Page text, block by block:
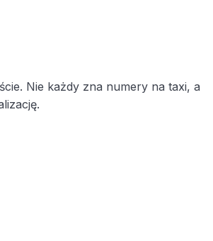
Nie każdy zna numery na taxi, a